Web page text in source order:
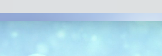
De Credo’s en Codes van ScientologyApplied Scholastics